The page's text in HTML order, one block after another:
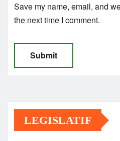
Save my name, email, and
the next time I comment.
LEGISLATIF